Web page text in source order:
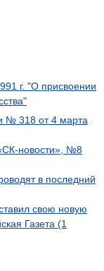
г. "О присвоении
№ 318 от 4 марта
новости», №8
в последний
свою новую
Газета (1